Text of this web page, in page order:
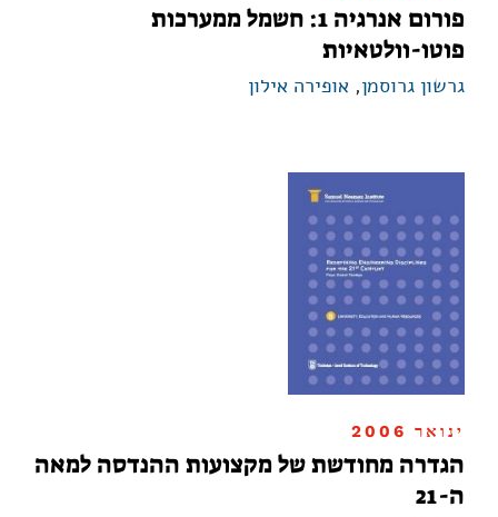
פורום אנרגיה 1: חשמל ממערכות
פוטו-וולטאיות
גרשון גרוסמן, אופירה אילון
ינואר 2006
הגדרה מחודשת של מקצועות ההנדסה למאה
ה-21